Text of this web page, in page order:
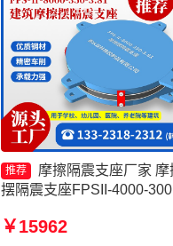
推荐
摩擦隔震支座厂家 摩
摆隔震支座FPSII-4000-
震支座一个多少钱 摩擦支
￥15962